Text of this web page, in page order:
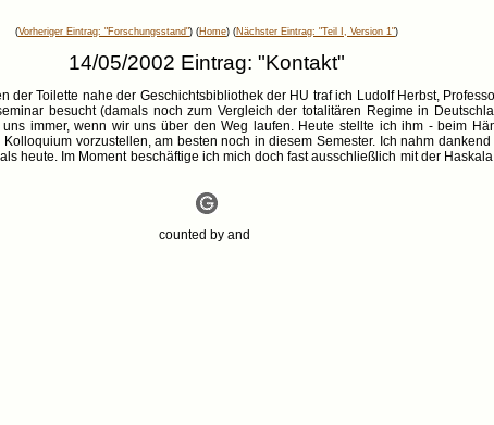
(Vorheriger Eintrag: "Forschungsstand") (Home) (Nächster Eintrag: "Teil I, Version 1")
14/05/2002 Eintrag: "Kontakt"
Toilette nahe der Geschichtsbibliothek der HU traf ich Ludolf Herbst,
besucht (damals noch zum Vergleich der totalitären Regime in
immer, wenn wir uns über den Weg laufen. Heute stellte ich ihm - beim
vorzustellen, am besten noch in diesem Semester. Ich nahm
heute. Im Moment beschäftige ich mich doch fast ausschließlich mit der
counted by and